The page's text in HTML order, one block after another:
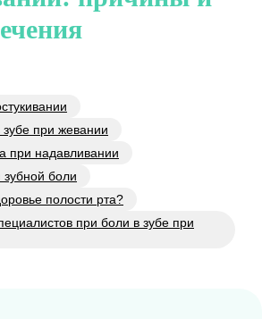
зубе при жевании
при надавливании
боли
полости рта?
при боли в зубе при